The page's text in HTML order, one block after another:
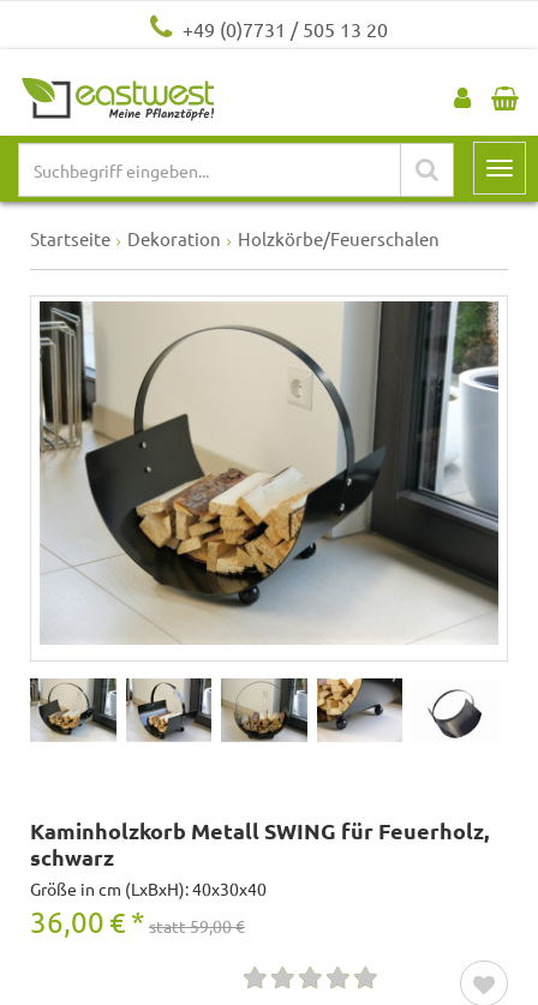
+49 (0)7731 / 505 13 20
Startseite Dekoration Holzkörbe/Feuerschalen
Kaminholzkorb Metall SWING für Feuerholz,
schwarz
Größe in cm (LxBxH): 40x30x40
36,00 € * statt 59,00 €